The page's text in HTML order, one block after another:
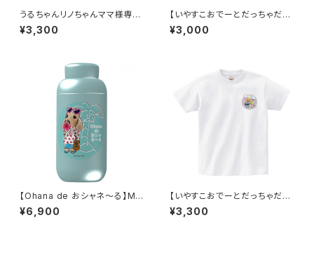
うるちゃんリノちゃんママ様専用
『名刺100枚セット』typeA
¥3,300
【いやすこおでーとだっちゃだれ
～♡】卓上メモ（メッセージカー
ド）
¥3,000
【Ohana de おシャネ～る】Mal
uttoサーモステンレスボトル 40
0ml
¥6,900
【いやすこおでーとだっちゃだれ
～♡】ワンポイントTシャツ／白
¥3,300